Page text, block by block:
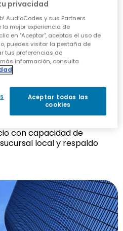
E1/T1 y 5000
contra ataques
así como contra
con capacidad de
local y respaldo
privacidad
AudioCodes y sus Partners
mejor experiencia de
en "Aceptar", aceptas el uso de
puedes visitar la pestaña de
tus preferencias de
información, consulta
Aceptar todas las
cookies